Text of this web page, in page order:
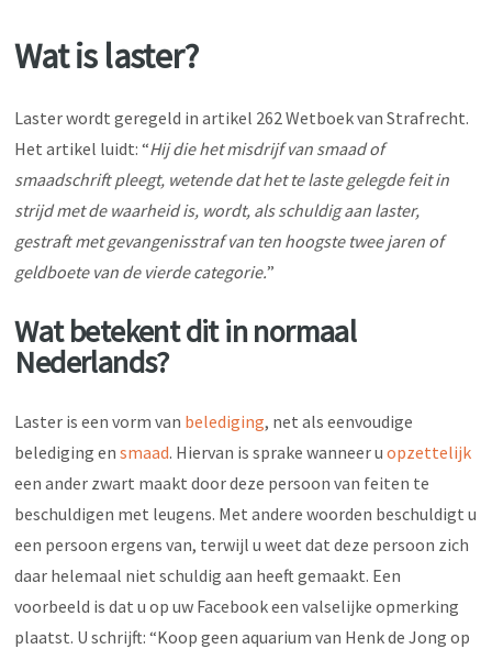
Wat is laster?
Laster wordt geregeld in artikel 262 Wetboek van Strafrecht.
Het artikel luidt: “Hij die het misdrijf van smaad of
smaadschrift pleegt, wetende dat het te laste gelegde feit in
strijd met de waarheid is, wordt, als schuldig aan laster,
gestraft met gevangenisstraf van ten hoogste twee jaren of
geldboete van de vierde categorie.”
Wat betekent dit in normaal
Nederlands?
Laster is een vorm van belediging, net als eenvoudige
belediging ensmaad. Hiervan is sprake wanneer uopzettelijk
een ander zwart maakt door deze persoon van feiten te
beschuldigen met leugens. Met andere woorden beschuldigt u
een persoon ergens van, terwijl u weet dat deze persoon zich
daar helemaal niet schuldig aan heeft gemaakt. Een
voorbeeld is dat u op uw Facebook een valselijke opmerking
plaatst. U schrijft: “Koop geen aquarium van Henk de Jong op